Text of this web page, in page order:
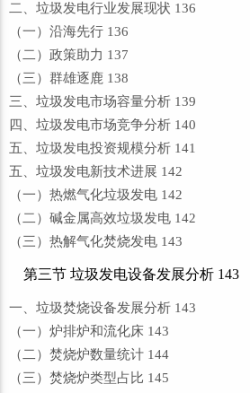
二、垃圾发电行业发展现状 136
（一）沿海先行 136
（二）政策助力 137
（三）群雄逐鹿 138
三、垃圾发电市场容量分析 139
四、垃圾发电市场竞争分析 140
五、垃圾发电投资规模分析 141
五、垃圾发电新技术进展 142
（一）热燃气化垃圾发电 142
（二）碱金属高效垃圾发电 142
（三）热解气化焚烧发电 143
第三节 垃圾发电设备发展分析 143
一、垃圾焚烧设备发展分析 143
（一）炉排炉和流化床 143
（二）焚烧炉数量统计 144
（三）焚烧炉类型占比 145